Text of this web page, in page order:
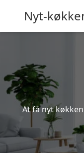
Nyt-
At få nyt